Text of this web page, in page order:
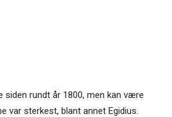
rundt år 1800, men kan være
var sterkest, blant annet Egidius.